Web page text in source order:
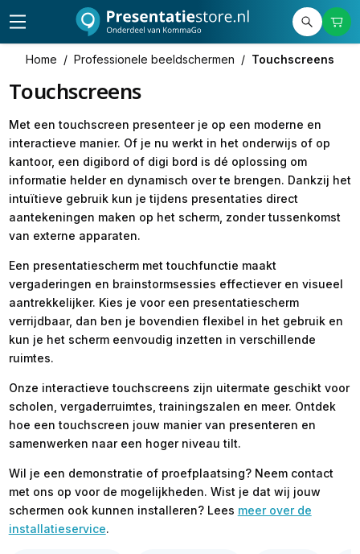
Home / Professionele beeldschermen / Touchscreens
Touchscreens
Met een touchscreen presenteer je op een moderne en
interactieve manier. Of je nu werkt in het onderwijs of op
kantoor, een digibord of digi bord is dé oplossing om
informatie helder en dynamisch over te brengen. Dankzij het
intuïtieve gebruik kun je tijdens presentaties direct
aantekeningen maken op het scherm, zonder tussenkomst
van externe apparaten.
Een presentatiescherm met touchfunctie maakt
vergaderingen en brainstormsessies effectiever en visueel
aantrekkelijker. Kies je voor een presentatiescherm
verrijdbaar, dan ben je bovendien flexibel in het gebruik en
kun je het scherm eenvoudig inzetten in verschillende
ruimtes.
Onze interactieve touchscreens zijn uitermate geschikt voor
scholen, vergaderruimtes, trainingszalen en meer. Ontdek
hoe een touchscreen jouw manier van presenteren en
samenwerken naar een hoger niveau tilt.
Wil je een demonstratie of proefplaatsing? Neem contact
met ons op voor de mogelijkheden. Wist je dat wij jouw
schermen ook kunnen installeren? Lees meer over de
installatieservice.